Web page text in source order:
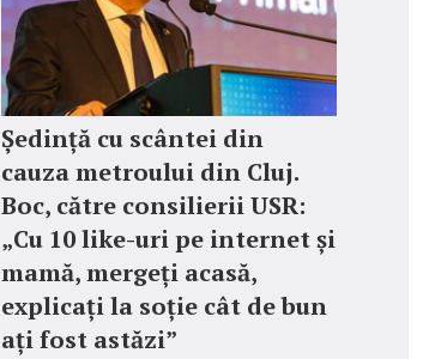
Ședință cu scântei din
cauza metroului din Cluj.
Boc, către consilierii USR:
„Cu 10 like-uri pe internet și
mamă, mergeți acasă,
explicați la soție cât de bun
ați fost astăzi”